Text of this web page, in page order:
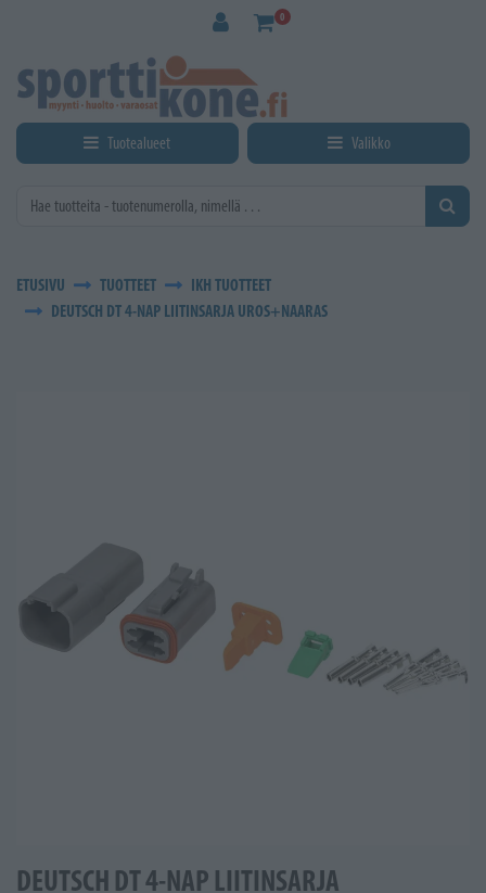
0
Tuotealueet Valikko
ETUSIVU TUOTTEET
IKH TUOTTEET
DEUTSCH DT 4-NAP LIITINSARJA UROS+NAARAS
DEUTSCH DT 4-NAP LIITINSARJA